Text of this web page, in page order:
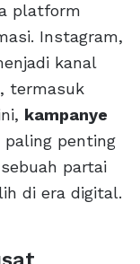
platform
Instagram,
kanal
termasuk
kampanye
penting
partai
di era digital.